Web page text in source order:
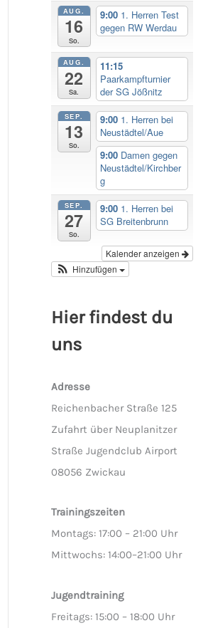
AUG.
16
So.
9:00 1. Herren Test
gegen RW Werdau
AUG.
22
Sa.
11:15
Paarkampfturnier
der SG Jößnitz
SEP.
13
So.
9:00 1. Herren bei
Neustädtel/Aue
9:00 Damen gegen
Neustädtel/Kirchber
g
SEP.
27
So.
9:00 1. Herren bei
SG Breitenbrunn
Kalender anzeigen
Hinzufügen
Hier findest du
uns
Adresse
Reichenbacher Straße 125
Zufahrt über Neuplanitzer
Straße Jugendclub Airport
08056 Zwickau
Trainingszeiten
Montags: 17:00 – 21:00 Uhr
Mittwochs: 14:00–21:00 Uhr
Jugendtraining
Freitags: 15:00 – 18:00 Uhr